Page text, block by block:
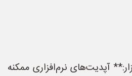
آپدیت‌های نرم‌افزاری ممکنه